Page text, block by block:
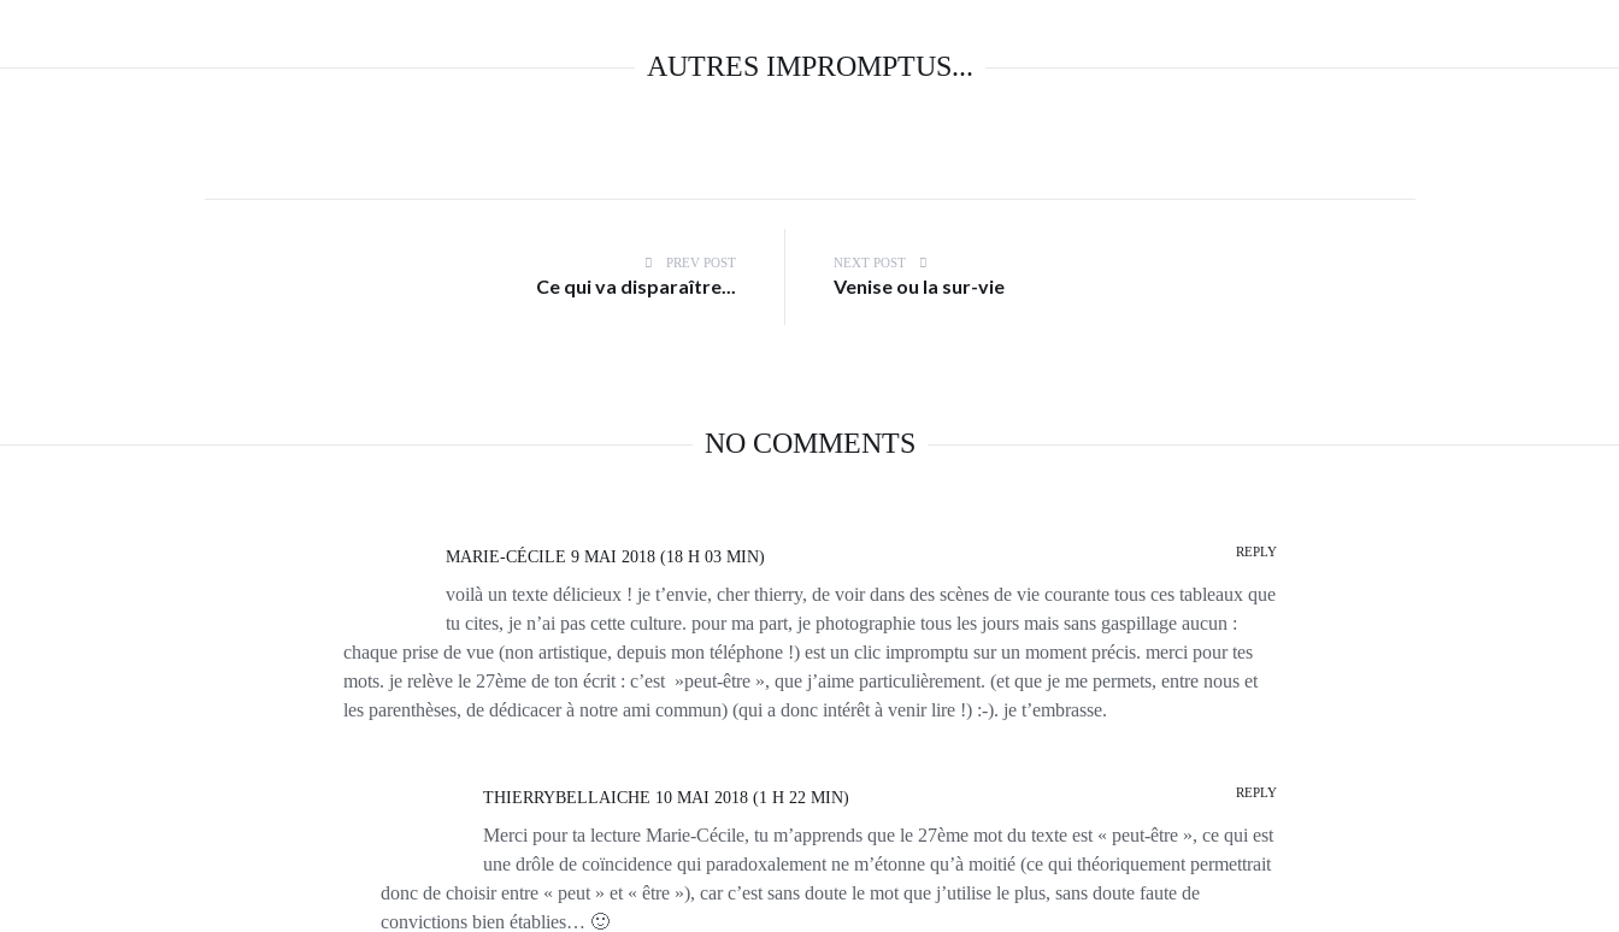
AUTRES IMPROMPTUS...
PREV POST
Ce qui va disparaître...
NEXT POST
Venise ou la sur-vie
NO COMMENTS
MARIE-CÉCILE 9 MAI 2018 (18 H 03 MIN) REPLY
voilà un texte délicieux ! je t’envie, cher thierry, de voir dans des scènes de vie courante tous ces tableaux que
tu cites, je n’ai pas cette culture. pour ma part, je photographie tous les jours mais sans gaspillage aucun :
chaque prise de vue (non artistique, depuis mon téléphone !) est un clic impromptu sur un moment précis. merci pour tes
mots. je relève le 27ème de ton écrit : c’est »peut-être », que j’aime particulièrement. (et que je me permets, entre nous et
les parenthèses, de dédicacer à notre ami commun) (qui a donc intérêt à venir lire !) :-). je t’embrasse.
THIERRYBELLAICHE 10 MAI 2018 (1 H 22 MIN) REPLY
Merci pour ta lecture Marie-Cécile, tu m’apprends que le 27ème mot du texte est « peut-être », ce qui est
une drôle de coïncidence qui paradoxalement ne m’étonne qu’à moitié (ce qui théoriquement permettrait
donc de choisir entre « peut » et « être »), car c’est sans doute le mot que j’utilise le plus, sans doute faute de
convictions bien établies… 🙂